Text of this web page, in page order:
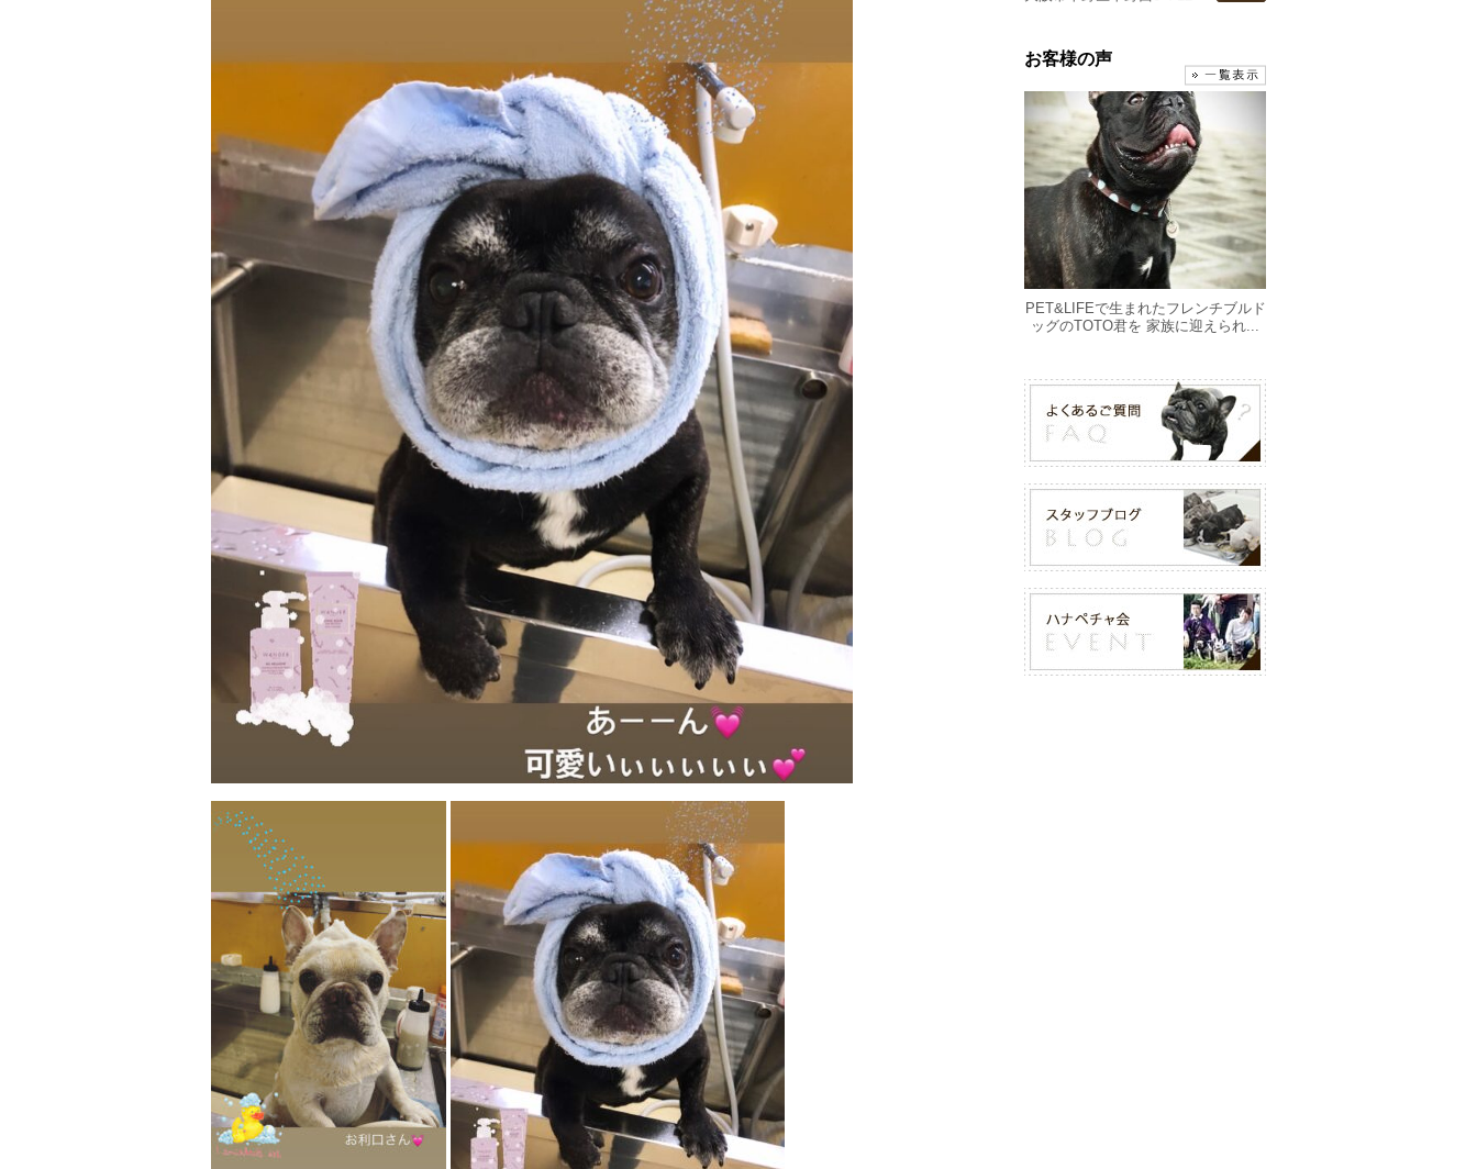
お客様の声
PET&LIFEで生まれたフレンチブルド
ッグのTOTO君を 家族に迎えられ...